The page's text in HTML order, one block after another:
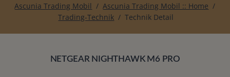
Ascunia Trading Mobil
Ascunia Trading Mobil :: Home
Trading-Technik
Technik Detail
NETGEAR NIGHTHAWK M6 PRO